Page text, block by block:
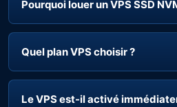
Pourquoi louer un VPS SSD
Quel plan VPS choisir ?
Le VPS est-il activé